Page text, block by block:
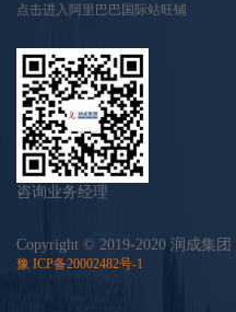
点击进入阿里巴巴国际站旺铺
咨询业务经理
Copyright © 2019-2020 润成集团
豫 ICP备20002482号-1